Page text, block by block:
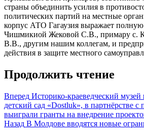
страны объединить усилия в
политических партий на местные
корпус АТО Гагаузия выражает
Чишмикиой Жековой С.В., примару с.
В.В., другим нашим коллегам, и
действия в защите местного
Продолжить чтение
Вперед Историко-краеведческий
детский сад «Dostluk», в партнёрстве с
выиграли гранты на внедрение
Назад В Молдове вводятся новые